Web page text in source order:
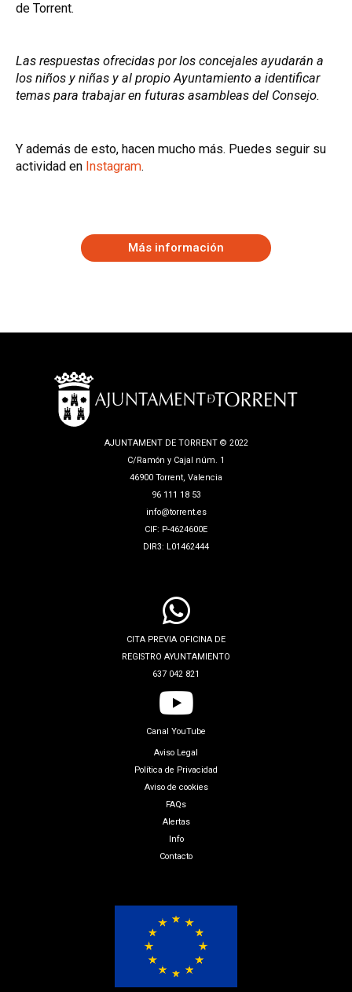
de Torrent.
Las respuestas ofrecidas por los concejales ayudarán a
los niños y niñas y al propio Ayuntamiento a identificar
temas para trabajar en futuras asambleas del Consejo.
Y además de esto, hacen mucho más. Puedes seguir su
actividad en Instagram.
Más información
AJUNTAMENT DE TORRENT © 2022
C/Ramón y Cajal núm. 1
46900 Torrent, Valencia
96 111 18 53
info@torrent.es
CIF: P-4624600E
DIR3: L01462444
CITA PREVIA OFICINA DE
REGISTRO AYUNTAMIENTO
637 042 821
Canal YouTube
Aviso Legal
Política de Privacidad
Aviso de cookies
FAQs
Alertas
Info
Contacto